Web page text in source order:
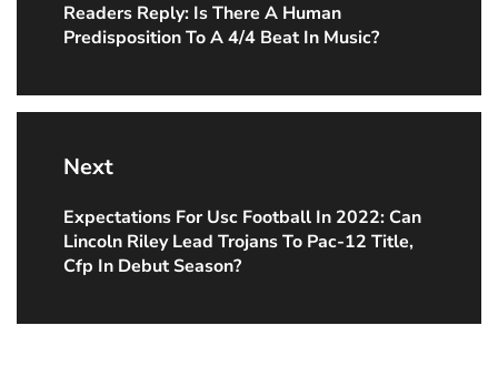
Previous
post:
Readers Reply: Is There A Human
Predisposition To A 4/4 Beat In Music?
Next
Next
post:
Expectations For Usc Football In 2022: Can
Lincoln Riley Lead Trojans To Pac-12 Title,
Cfp In Debut Season?